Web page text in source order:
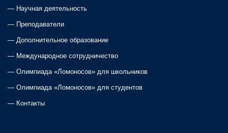
— Научная деятельность
— Преподаватели
— Дополнительное образование
— Международное сотрудничество
— Олимпиада «Ломоносов» для школьников
— Олимпиада «Ломоносов» для студентов
— Контакты